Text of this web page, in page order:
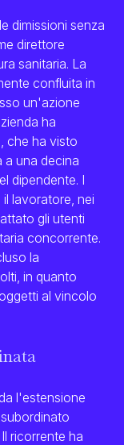
dimissioni senza
direttore
sanitaria. La
confluita in
un'azione
ha
che ha visto
a una decina
dipendente. I
lavoratore, nei
gli utenti
concorrente.
la
in quanto
al vincolo
l'estensione
ricorrente ha